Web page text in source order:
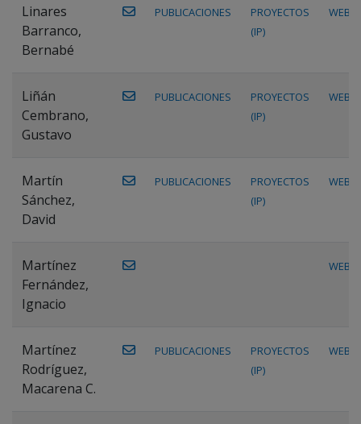
Linares
Barranco,
Bernabé
PUBLICACIONES
PROYECTOS
(IP)
WEB
Liñán
Cembrano,
Gustavo
PUBLICACIONES
PROYECTOS
(IP)
WEB
Martín
Sánchez,
David
PUBLICACIONES
PROYECTOS
(IP)
WEB
Martínez
Fernández,
Ignacio
WEB
Martínez
Rodríguez,
Macarena C.
PUBLICACIONES
PROYECTOS
(IP)
WEB